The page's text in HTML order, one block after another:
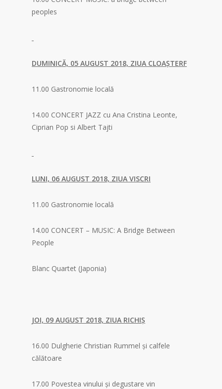
peoples
DUMINICĂ, 05 AUGUST 2018, ZIUA CLOAȘTERF
11.00 Gastronomie locală
14.00 CONCERT JAZZ cu Ana Cristina Leonte,
Ciprian Pop si Albert Tajti
LUNI, 06 AUGUST 2018, ZIUA VISCRI
11.00 Gastronomie locală
14.00 CONCERT – MUSIC: A Bridge Between
People
Blanc Quartet (Japonia)
JOI, 09 AUGUST 2018, ZIUA RICHIȘ
16.00 Dulgherie Christian Rummel și calfele
călătoare
17.00 Povestea vinului şi degustare vin